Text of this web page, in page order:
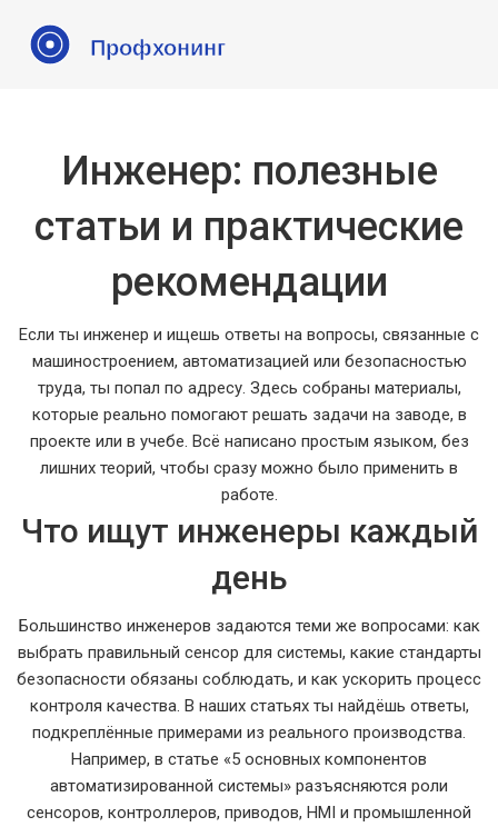
Инженер: полезные
статьи и практические
рекомендации
Если ты инженер и ищешь ответы на вопросы, связанные с
машиностроением, автоматизацией или безопасностью
труда, ты попал по адресу. Здесь собраны материалы,
которые реально помогают решать задачи на заводе, в
проекте или в учебе. Всё написано простым языком, без
лишних теорий, чтобы сразу можно было применить в
работе.
Что ищут инженеры каждый
день
Большинство инженеров задаются теми же вопросами: как
выбрать правильный сенсор для системы, какие стандарты
безопасности обязаны соблюдать, и как ускорить процесс
контроля качества. В наших статьях ты найдёшь ответы,
подкреплённые примерами из реального производства.
Например, в статье «5 основных компонентов
автоматизированной системы» разъясняются роли
сенсоров, контроллеров, приводов, HMI и промышленной